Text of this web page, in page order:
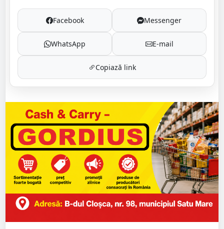
Facebook Messenger
WhatsApp E-mail
Copiază link